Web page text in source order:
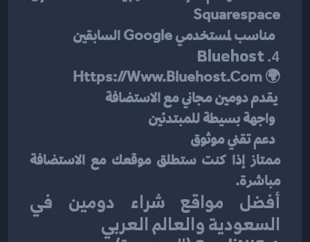
Squarespace
  مناسب لمستخدمي Google السابقين
4.
Bluehost
🌍
Https://www.bluehost.com
يقدم دومين مجاني مع الاستضافة
  واجهة بسيطة للمبتدئين
  دعم تقني موثوق
مباشرة.
السعودية والعالم العربي